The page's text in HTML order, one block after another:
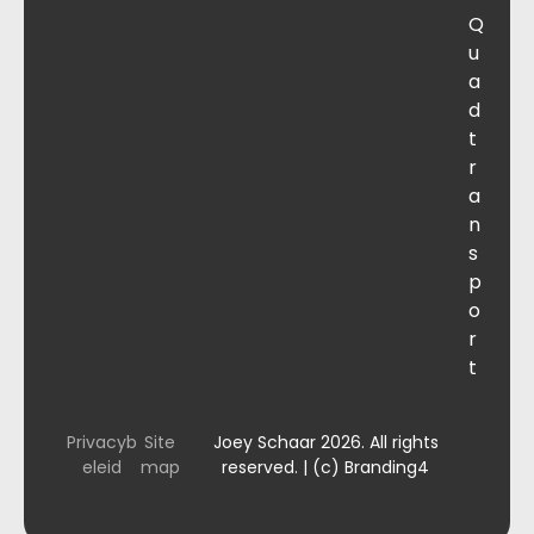
Q
u
a
d
t
r
a
n
s
p
o
r
t
Joey Schaar 2026. All rights
reserved. | (c) Branding4
Privacyb
eleid
Site
map